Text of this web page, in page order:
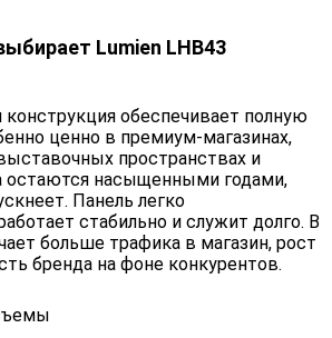
Lumien LHB43
конструкция обеспечивает полную
ценно в премиум-магазинах,
пространствах и
остаются насыщенными годами,
Панель легко
стабильно и служит долго. В
больше трафика в магазин, рост
бренда на фоне конкурентов.